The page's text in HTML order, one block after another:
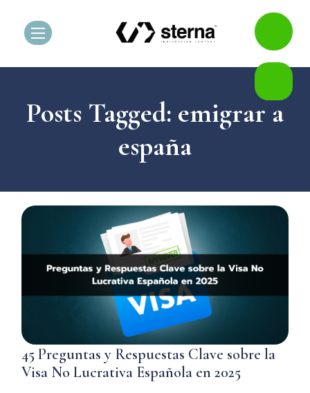
Posts Tagged: emigrar a
españa
45 Preguntas y Respuestas Clave sobre la
Visa No Lucrativa Española en 2025